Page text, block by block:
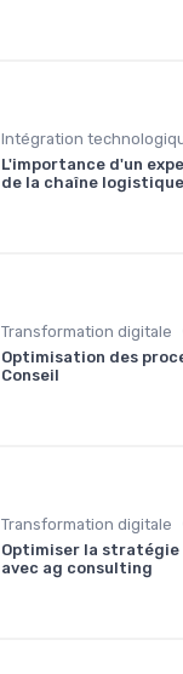
Intégration
L'importance d'un
de la chaîne logistique
Transformation digitale
Optimisation des
Conseil
Transformation digitale
Optimiser la stratégie
avec ag consulting